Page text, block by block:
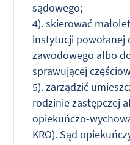
sądowego;
4). skierować
instytucji
zawodowego albo
sprawującej
5). zarządzić
rodzinie zastępczej
opiekuńczo-
KRO). Sąd